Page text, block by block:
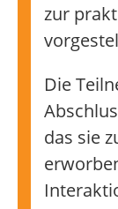
zur
Die
das sie